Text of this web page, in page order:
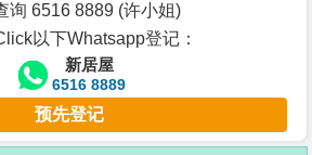
询 6516 8889 (许小姐)
以下Whatsapp登记：
新居屋
6516 8889
预先登记